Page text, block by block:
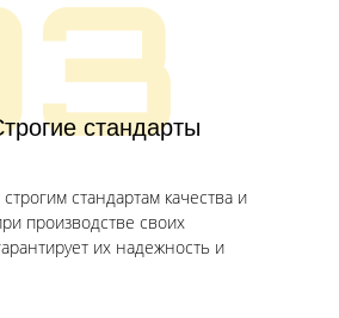
стандарты
стандартам качества и
производстве своих
их надежность и